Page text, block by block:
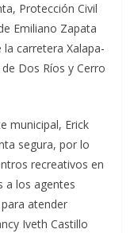
Protección Civil
Emiliano Zapata
carretera Xalapa-
Dos Ríos y Cerro
municipal, Erick
segura, por lo
recreativos en
a los agentes
atender
Iveth Castillo